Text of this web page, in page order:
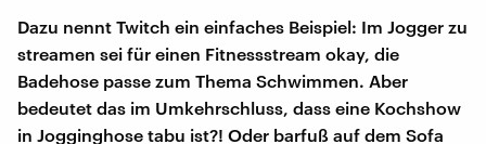
Dazu nennt Twitch ein einfaches Beispiel: Im Jogger zu
streamen sei für einen Fitnessstream okay, die
Badehose passe zum Thema Schwimmen. Aber
bedeutet das im Umkehrschluss, dass eine Kochshow
in Jogginghose tabu ist?! Oder barfuß auf dem Sofa